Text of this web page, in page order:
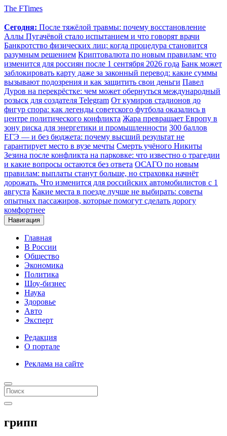
The FTimes
Сегодня: После тяжёлой травмы: почему восстановление
Аллы Пугачёвой стало испытанием и что говорят врачи
Банкротство физических лиц: когда процедура становится
разумным решением Криптовалюта по новым правилам: что
изменится для россиян после 1 сентября 2026 года Банк может
заблокировать карту даже за законный перевод: какие суммы
вызывают подозрения и как защитить свои деньги Павел
Дуров на перекрёстке: чем может обернуться международный
розыск для создателя Telegram От кумиров стадионов до
фигур спора: как легенды советского футбола оказались в
центре политического конфликта Жара превращает Европу в
зону риска для энергетики и промышленности 300 баллов
ЕГЭ — и без бюджета: почему высший результат не
гарантирует место в вузе мечты Смерть учёного Никиты
Зезина после конфликта на парковке: что известно о трагедии
и какие вопросы остаются без ответа ОСАГО по новым
правилам: выплаты станут больше, но страховка начнёт
дорожать. Что изменится для российских автомобилистов с 1
августа Какие места в поезде лучше не выбирать: советы
опытных пассажиров, которые помогут сделать дорогу
комфортнее
Навигация
Главная
В России
Общество
Экономика
Политика
Шоу-бизнес
Наука
Здоровье
Авто
Эксперт
Редакция
О портале
Реклама на сайте
грипп